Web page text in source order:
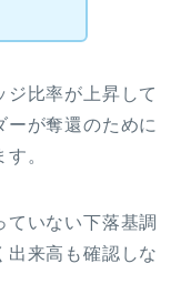
比率が上昇して
ーが奪還のために
。
ていない下落基調
出来高も確認しな